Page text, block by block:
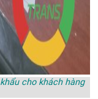
cho khách hàng